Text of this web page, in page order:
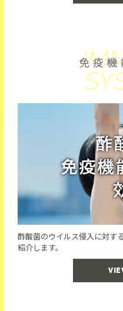
酢酸菌のウイルス侵入に対す
紹介します。